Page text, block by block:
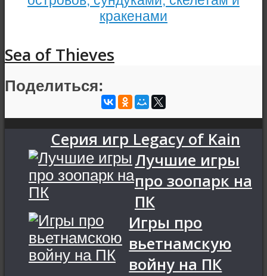
кракенами
Sea of Thieves
Поделиться:
Серия игр Legacy of Kain
Лучшие игры
про зоопарк на
ПК
Игры про
вьетнамскую
войну на ПК